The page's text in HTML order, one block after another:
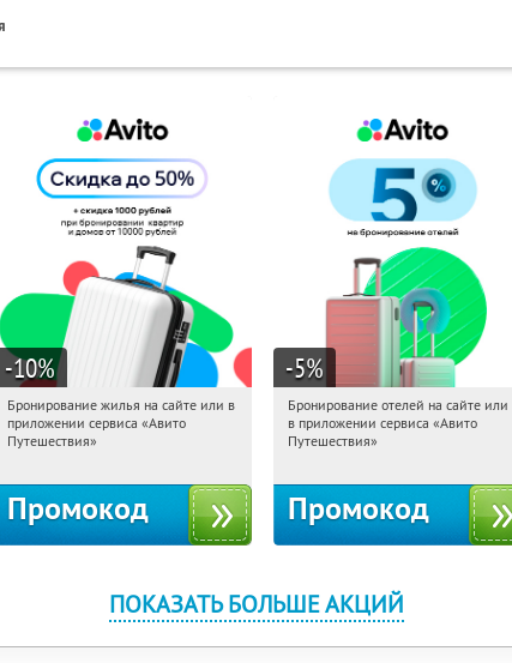
-10%
15:58:29 Получили:11
Россия
Бронирование жилья на сайте или в
приложении сервиса «Авито
Путешествия»
Промокод
-5%
15:58:29
Получи первым!
Россия
Бронирование отелей на сайте или
в приложении сервиса «Авито
Путешествия»
Промокод
ПОКАЗАТЬ БОЛЬШЕ АКЦИЙ